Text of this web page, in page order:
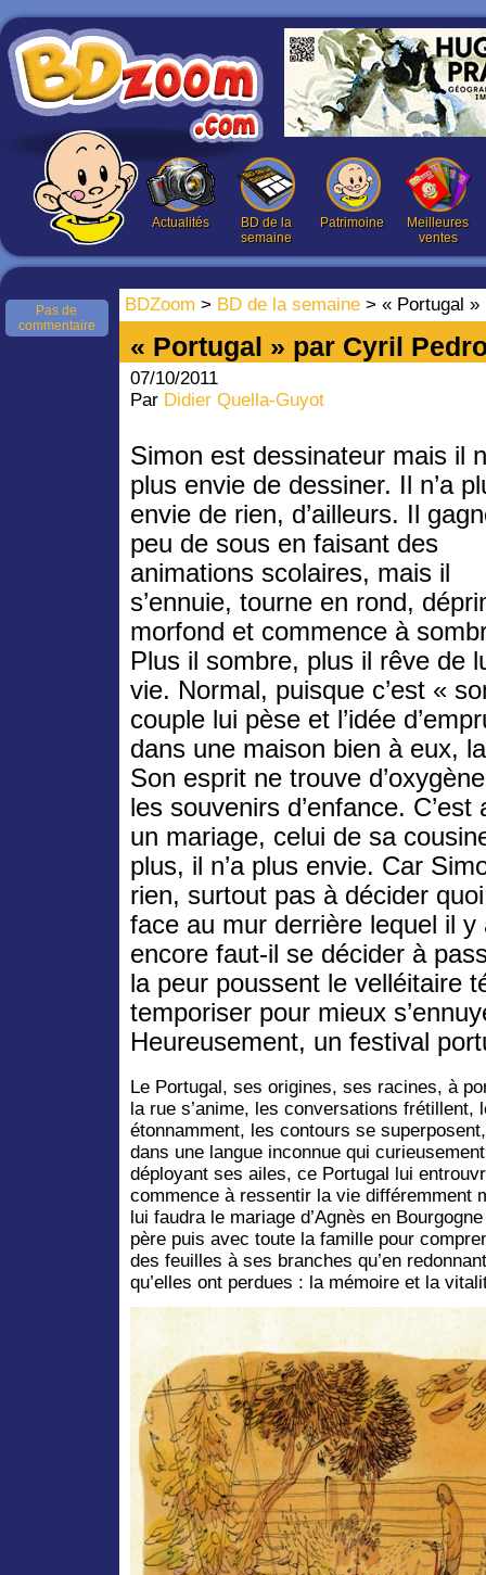
Actualités
BD de la
semaine
Patrimoine
Meilleures
ventes
BDZoom > BD de la semaine > « Portugal
Pas de
commentaire
« Portugal » par Cyril
07/10/2011
Par Didier Quella-Guyot
Simon est dessinateur mais il
plus envie de dessiner. Il n’a
envie de rien, d’ailleurs. Il
peu de sous en faisant des
animations scolaires, mais il
s’ennuie, tourne en rond,
morfond et commence à
Plus il sombre, plus il rêve de
vie. Normal, puisque c’est «
couple lui pèse et l’idée
dans une maison bien à eux,
Son esprit ne trouve
les souvenirs d’enfance. C’est
un mariage, celui de sa
plus, il n’a plus envie. Car
rien, surtout pas à décider
face au mur derrière lequel il y
encore faut-il se décider à
la peur poussent le velléitaire
temporiser pour mieux
Heureusement, un festival
Le Portugal, ses origines, ses racines, à
la rue s’anime, les conversations frétillent,
étonnamment, les contours se
dans une langue inconnue qui
déployant ses ailes, ce Portugal lui
commence à ressentir la vie différemment
lui faudra le mariage d’Agnès en
père puis avec toute la famille pour
des feuilles à ses branches qu’en
qu’elles ont perdues : la mémoire et la